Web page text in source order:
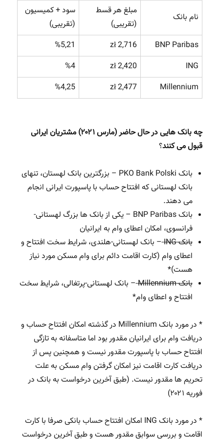
نام بانک
مبلغ هر قسط
(تقریبی)
سود + کمیسیون
(تقریبی)
BNP Paribas
2,716 zł
%5,21
ING
2,420 zł
%4
Millennium
2,477 zł
%4,25
چه بانک هایی در حال حاضر (مارس ۲۰۲۱) مشتریان ایرانی
قبول می کنند؟
بانک PKO Bank Polski – بزرگترین بانک لهستان، تنهای
بانک لهستانی که افتتاح حساب با پاسپورت ایرانی انجام
می دهند.
بانک BNP Paribas – یکی از بانک ها بزرگ لهستانی-
فرانسوی، امکان اعطای وام به ایرانیان
بانک ING
– بانک لهستانی-هلندی، شرایط سخت افتتاح و
اعطای وام (کارت اقامت دائم برای وام مسکن مورد نیاز
هست)*
بانک Millennium
– بانک لهستانی-پرتغالی، شرایط سخت
افتتاح و اعطای وام*
* در مورد بانک Millennium در گذشته امکان افتتاح حساب و
دریافت وام برای ایرانیان مقدور بود اما متاسفانه به تازگی
افتتاح حساب با پاسپورت مقدور نیست و همچنین پس از
دریافت کارت اقامت نیز امکان گرفتن وام مسکن به علت
تحریم ها مقدور نیست. (طبق آخرین درخواست به بانک در
فوریه ۲۰۲۱)
* در مورد بانک ING امکان افتتاح حساب بانکی صرفا با کارت
اقامت و بررسی سوابق مقدور هست و طبق آخرین درخواست